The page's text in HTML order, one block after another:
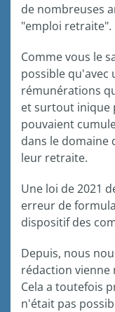
de nombreuses
"emploi retraite".
Comme vous le
possible qu'avec
rémunérations
et surtout inique
pouvaient
dans le domaine
leur retraite.
Une loi de 2021
erreur de
dispositif des
Depuis, nous
rédaction
Cela a toutefois
n'était pas